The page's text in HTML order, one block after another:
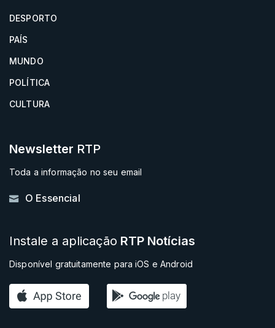
DESPORTO
PAÍS
MUNDO
POLÍTICA
CULTURA
Newsletter RTP
Toda a informação no seu email
O Essencial
Instale a aplicação RTP Notícias
Disponível gratuitamente para iOS e Android